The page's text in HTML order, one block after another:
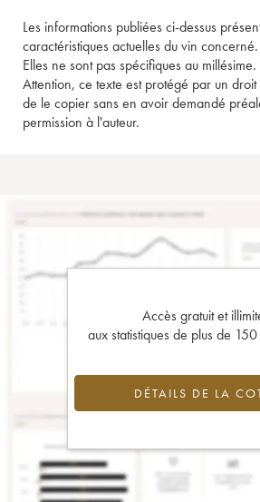
Les informations publiées ci-dessus
caractéristiques actuelles du vin concerné.
Elles ne sont pas spécifiques au millésime.
Attention, ce texte est protégé par un
de le copier sans en avoir demandé
permission à l'auteur.
Accès gratuit et
aux statistiques de plus de
DÉTAILS DE LA